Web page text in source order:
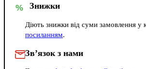
% Знижки
Діють знижки від суми замовлення у
посиланням.
Зв’язок з нами